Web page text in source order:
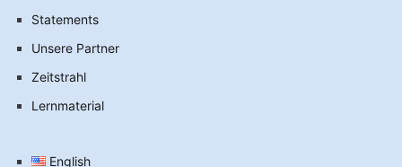
Statements
Unsere Partner
Zeitstrahl
Lernmaterial
English